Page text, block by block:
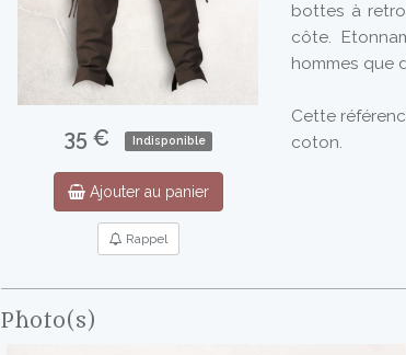
35 € Indisponible
Ajouter au panier
Rappel
bottes à
côte.
hommes que
Cette
coton.
Photo(s)